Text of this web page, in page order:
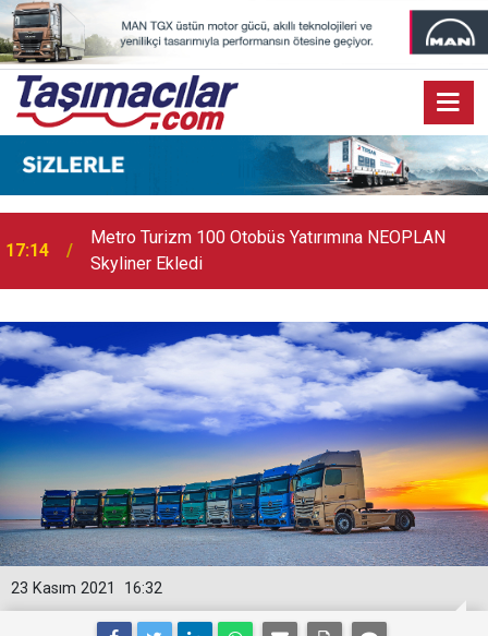
17:03 Toyota Otomotiv Sanayi Türkiye Üretime Ara Veriyor
16:32
23 Kasım 2021